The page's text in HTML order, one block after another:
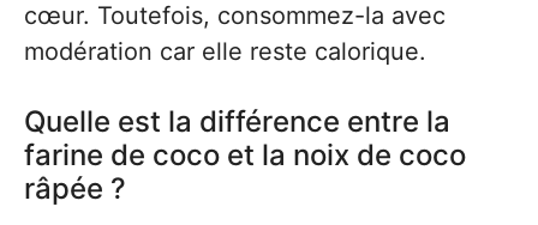
cœur. Toutefois, consommez-la avec
modération car elle reste calorique.
Quelle est la différence entre la
farine de coco et la noix de coco
râpée ?